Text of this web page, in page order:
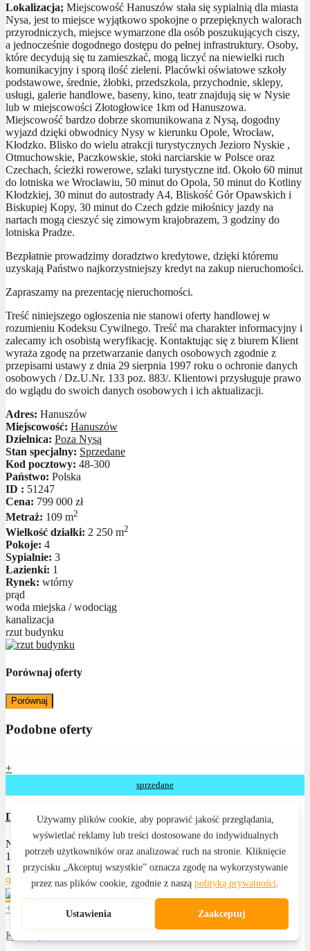
Lokalizacja; Miejscowość Hanuszów stała się sypialnią dla miasta
Nysa, jest to miejsce wyjątkowo spokojne o przepięknych walorach
przyrodniczych, miejsce wymarzone dla osób poszukujących ciszy,
a jednocześnie dogodnego dostępu do pełnej infrastruktury. Osoby,
które decydują się tu zamieszkać, mogą liczyć na niewielki ruch
komunikacyjny i sporą ilość zieleni. Placówki oświatowe szkoły
podstawowe, średnie, żłobki, przedszkola, przychodnie, sklepy,
usługi, galerie handlowe, baseny, kino, teatr znajdują się w Nysie
lub w miejscowości Złotogłowice 1km od Hanuszowa.
Miejscowość bardzo dobrze skomunikowana z Nysą, dogodny
wyjazd dzięki obwodnicy Nysy w kierunku Opole, Wrocław,
Kłodzko. Blisko do wielu atrakcji turystycznych Jezioro Nyskie ,
Otmuchowskie, Paczkowskie, stoki narciarskie w Polsce oraz
Czechach, ścieżki rowerowe, szlaki turystyczne itd. Około 60 minut
do lotniska we Wrocławiu, 50 minut do Opola, 50 minut do Kotliny
Kłodzkiej, 30 minut do autostrady A4, Bliskość Gór Opawskich i
Biskupiej Kopy, 30 minut do Czech gdzie miłośnicy jazdy na
nartach mogą cieszyć się zimowym krajobrazem, 3 godziny do
lotniska Pradze.
Bezpłatnie prowadzimy doradztwo kredytowe, dzięki któremu
uzyskają Państwo najkorzystniejszy kredyt na zakup nieruchomości.
Zapraszamy na prezentację nieruchomości.
Treść niniejszego ogłoszenia nie stanowi oferty handlowej w
rozumieniu Kodeksu Cywilnego. Treść ma charakter informacyjny i
zalecamy ich osobistą weryfikację. Kontaktując się z biurem Klient
wyraża zgodę na przetwarzanie danych osobowych zgodnie z
przepisami ustawy z dnia 29 sierpnia 1997 roku o ochronie danych
osobowych / Dz.U.Nr. 133 poz. 883/. Klientowi przysługuje prawo
do wglądu do swoich danych osobowych i ich aktualizacji.
Adres: Hanuszów
Miejscowość: Hanuszów
Dzielnica: Poza Nysą
Stan specjalny: Sprzedane
Kod pocztowy: 48-300
Państwo: Polska
ID : 51247
Cena: 799 000 zł
Metraż: 109 m2
Wielkość działki: 2 250 m2
Pokoje: 4
Sypialnie: 3
Łazienki: 1
Rynek: wtórny
prąd
woda miejska / wodociąg
kanalizacja
rzut budynku
Porównaj oferty
Porównaj
Podobne oferty
+
sprzedane
Działka budowlana na sprzedaż, Hanuszów k. Nysy
Numer oferty: 43380
11,98ar,
11,98ar,
95 000 zł
+
Katarzyna Witkowska